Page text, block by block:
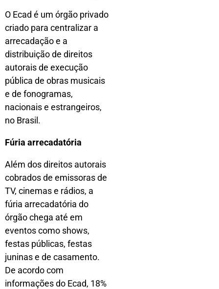
O Ecad é um órgão privado
criado para centralizar a
arrecadação e a
distribuição de direitos
autorais de execução
pública de obras musicais
e de fonogramas,
nacionais e estrangeiros,
no Brasil.
Fúria arrecadatória
Além dos direitos autorais
cobrados de emissoras de
TV, cinemas e rádios, a
fúria arrecadatória do
órgão chega até em
eventos como shows,
festas públicas, festas
juninas e de casamento.
De acordo com
informações do Ecad, 18%